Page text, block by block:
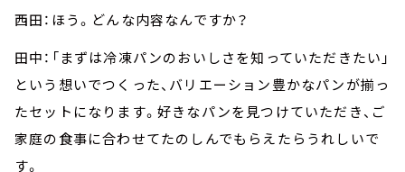
西田：ほう。どんな内容なんですか？
田中：「まずは冷凍パンのおいしさを知っていただきたい」
という想いでつくった、バリエーション豊かなパンが揃っ
たセットになります。好きなパンを見つけていただき、ご
家庭の食事に合わせてたのしんでもらえたらうれしいで
す。